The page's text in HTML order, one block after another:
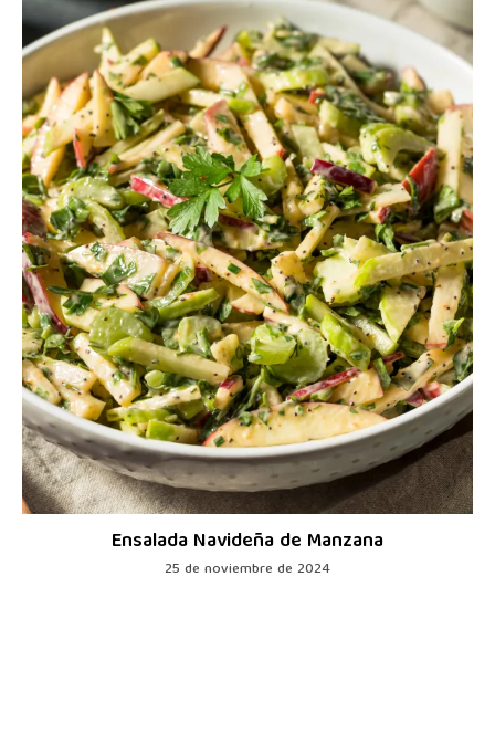
Ensalada Navideña de Manzana
25 de noviembre de 2024